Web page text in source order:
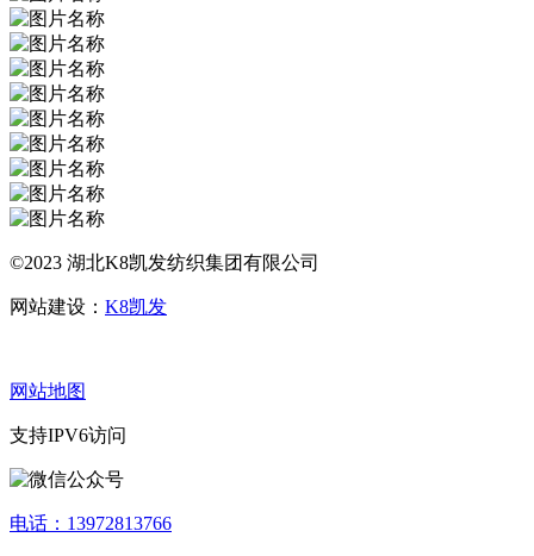
©2023 湖北K8凯发纺织集团有限公司
网站建设： K8凯发
网站地图
支持IPV6访问
电话：13972813766